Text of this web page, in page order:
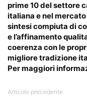
prime 10 del settore
italiana e nel
sintesi compiuta di
e l’affinamento
coerenza con le
migliore tradizione
Per maggiori
Articolo precedente